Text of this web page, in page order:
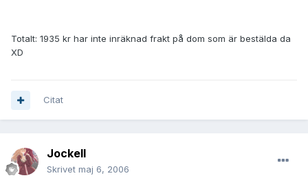
Totalt: 1935 kr har inte inräknad frakt på dom som är bestälda da
XD
Citat
JockeII
Skrivet maj 6, 2006